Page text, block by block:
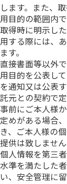
します。また、
用目的の範囲内
取得時に明示し
用する際には、
ます。
直接書面等以外
用目的を公表し
を通知又は公表
託元との契約で
事前にご本人様
定めがある場合
き、ご本人様の
提供は致しません
個人情報を第三
水準を満たした
い、安全管理に